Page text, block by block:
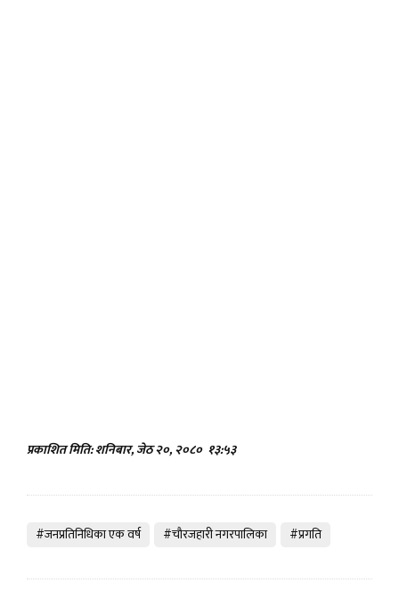
प्रकाशित मिति: शनिबार, जेठ २०, २०८० १३:५३
#जनप्रतिनिधिका एक वर्ष #चाैरजहारी नगरपालिका #प्रगति